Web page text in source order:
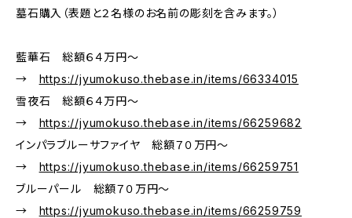
墓石購入（表題と２名様のお名前の彫刻を含みます。）
藍華石 総額６４万円～
→ https://jyumokuso.thebase.in/items/66334015
雪夜石 総額６４万円～
→ https://jyumokuso.thebase.in/items/66259682
インパラブルーサファイヤ 総額７０万円～
→ https://jyumokuso.thebase.in/items/66259751
ブルーパール 総額７０万円～
→ https://jyumokuso.thebase.in/items/66259759